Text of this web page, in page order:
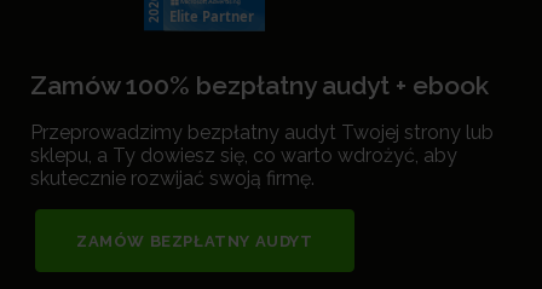
Zamów 100% bezpłatny audyt + ebook
Przeprowadzimy bezpłatny audyt Twojej strony lub
sklepu, a Ty dowiesz się, co warto wdrożyć, aby
skutecznie rozwijać swoją firmę.
ZAMÓW BEZPŁATNY AUDYT